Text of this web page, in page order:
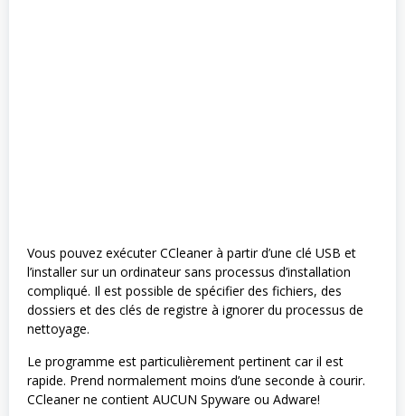
Vous pouvez exécuter CCleaner à partir d’une clé USB et
l’installer sur un ordinateur sans processus d’installation
compliqué. Il est possible de spécifier des fichiers, des
dossiers et des clés de registre à ignorer du processus de
nettoyage.
Le programme est particulièrement pertinent car il est
rapide. Prend normalement moins d’une seconde à courir.
CCleaner ne contient AUCUN Spyware ou Adware!